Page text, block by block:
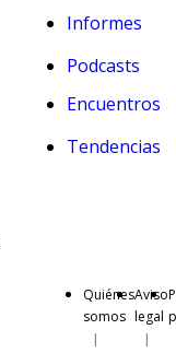
Informes
Podcasts
Encuentros
Tendencias
Quiénes
somos
Aviso
legal